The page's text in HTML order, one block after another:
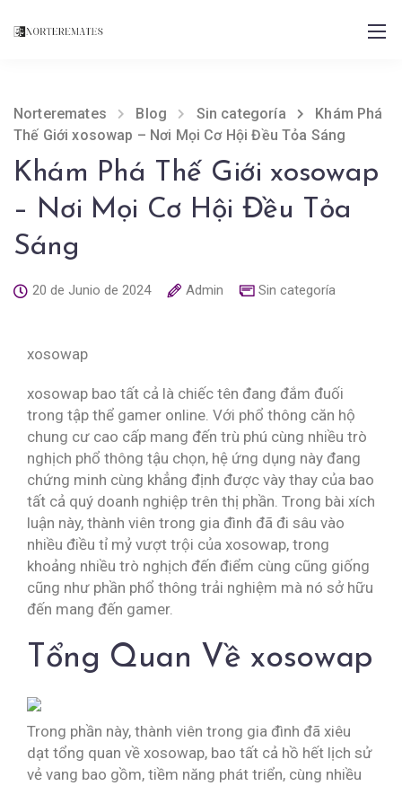
Norteremates Blog Sin categoría
Khám Phá
Thế Giới xosowap – Nơi Mọi Cơ Hội Đều Tỏa Sáng
Khám Phá Thế Giới xosowap
– Nơi Mọi Cơ Hội Đều Tỏa
Sáng
20 de Junio de 2024 Admin Sin categoría
xosowap
xosowap bao tất cả là chiếc tên đang đắm đuối
trong tập thể gamer online. Với phổ thông căn hộ
chung cư cao cấp mang đến trù phú cùng nhiều trò
nghịch phổ thông tậu chọn, hệ ứng dụng này đang
chứng minh cùng khẳng định được vày thay của bao
tất cả quý doanh nghiệp trên thị phần. Trong bài xích
luận này, thành viên trong gia đình đã đi sâu vào
nhiều điều tỉ mỷ vượt trội của xosowap, trong
khoảng nhiều trò nghịch đến điểm cùng cũng giống
cũng như phần phổ thông trải nghiệm mà nó sở hữu
đến mang đến gamer.
Tổng Quan Về xosowap
Trong phần này, thành viên trong gia đình đã xiêu
dạt tổng quan về xosowap, bao tất cả hồ hết lịch sử
vẻ vang bao gồm, tiềm năng phát triển, cùng nhiều